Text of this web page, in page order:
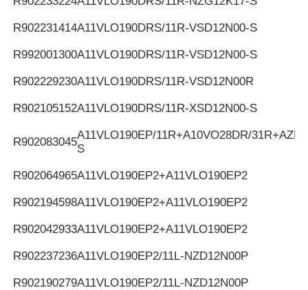
R902231414A11VLO190DRS/11R-VSD12N00-S
R992001300A11VLO190DRS/11R-VSD12N00-S
R902229230A11VLO190DRS/11R-VSD12N00R
R902105152A11VLO190DRS/11R-XSD12N00-S
R902083045
A11VLO190EP/11R+A10VO28DR/
S
R902064965A11VLO190EP2+A11VLO190EP2
R902194598A11VLO190EP2+A11VLO190EP2
R902042933A11VLO190EP2+A11VLO190EP2
R902237236A11VLO190EP2/11L-NZD12N00P
R902190279A11VLO190EP2/11L-NZD12N00P